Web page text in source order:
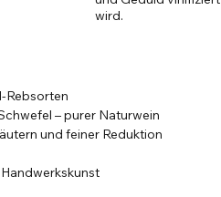
wird.
Rebsorten
– purer Naturwein
und feiner Reduktion